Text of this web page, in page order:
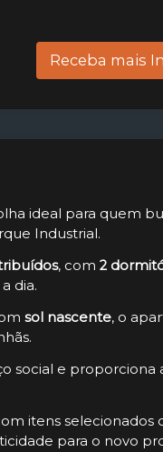
Receba mais
ideal para quem
Industrial.
, com2
dia.
sol nascente, o
social e
itens
para o novo